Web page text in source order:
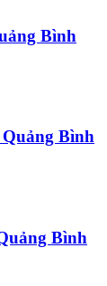
Bình
Bình
Bình